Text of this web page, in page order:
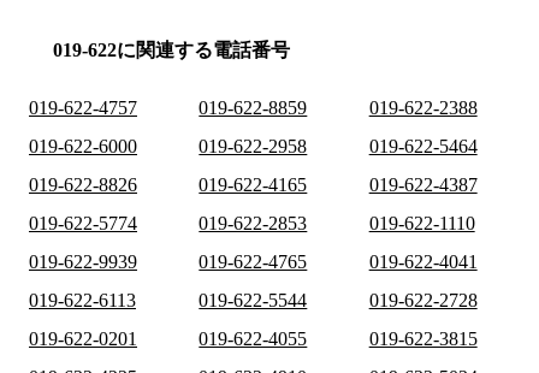
019-622に関連する電話番号
019-622-4757 019-622-8859
019-622-2388
019-622-6000
019-622-2958
019-622-5464
019-622-8826
019-622-4165
019-622-4387
019-622-5774
019-622-2853
019-622-1110
019-622-9939
019-622-4765
019-622-4041
019-622-6113
019-622-5544
019-622-2728
019-622-0201
019-622-4055
019-622-3815